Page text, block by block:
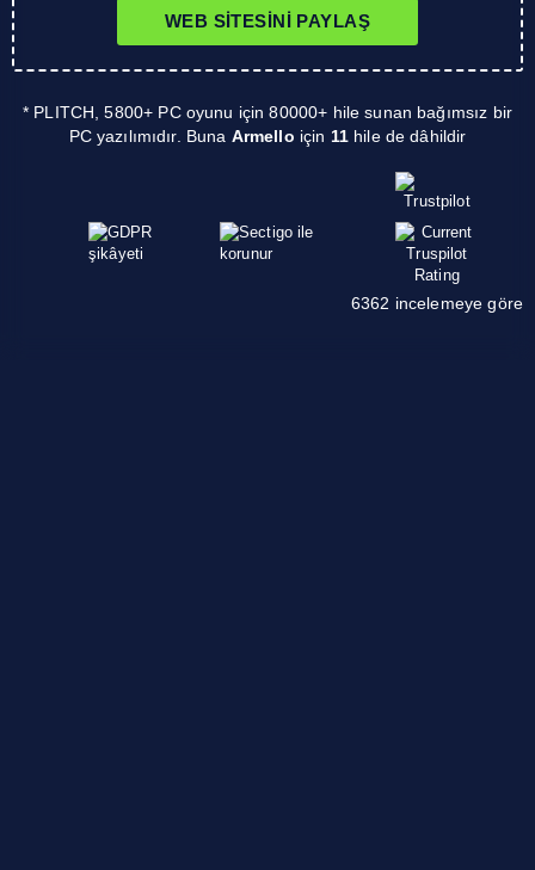
WEB SITESINI PAYLAŞ
* PLITCH, 5800+ PC oyunu için 80000+ hile sunan bağımsız bir
PC yazılımıdır. Buna Armello için 11hile de dâhildir
6362 incelemeye göre